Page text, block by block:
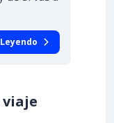
viaje